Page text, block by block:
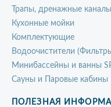
Трапы, дренажные
Кухонные мойки
Комплектующие
Водоочистители
Минибассейны и ванны
Сауны и Паровые кабины
ПОЛЕЗНАЯ